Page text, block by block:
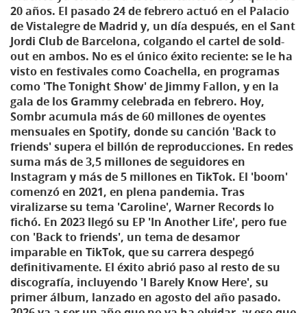
20 años. El pasado 24 de febrero actuó en el Palacio
de Vistalegre de Madrid y, un día después, en el Sant
Jordi Club de Barcelona, colgando el cartel de sold-
out en ambos. No es el único éxito reciente: se le ha
visto en festivales como Coachella, en programas
como 'The Tonight Show' de Jimmy Fallon, y en la
gala de los Grammy celebrada en febrero. Hoy,
Sombr acumula más de 60 millones de oyentes
mensuales en Spotify, donde su canción 'Back to
friends' supera el billón de reproducciones. En redes
suma más de 3,5 millones de seguidores en
Instagram y más de 5 millones en TikTok. El 'boom'
comenzó en 2021, en plena pandemia. Tras
viralizarse su tema 'Caroline', Warner Records lo
fichó. En 2023 llegó su EP 'In Another Life', pero fue
con 'Back to friends', un tema de desamor
imparable en TikTok, que su carrera despegó
definitivamente. El éxito abrió paso al resto de su
discografía, incluyendo 'I Barely Know Here', su
primer álbum, lanzado en agosto del año pasado.